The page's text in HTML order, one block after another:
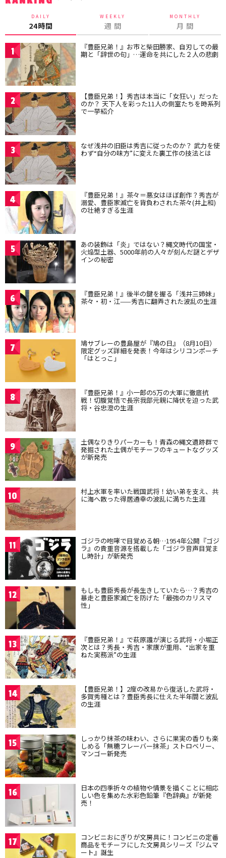
DAILY
24時間
WEEKLY
週 間
MONTHLY
月 間
1 『豊臣兄弟！』お市と柴田勝家、自刃しての最
期と「辞世の句」…運命を共にした２人の悲劇
2 【豊臣兄弟！】秀吉は本当に「女狂い」だった
のか？ 天下人を彩った11人の側室たちを時系列
で一挙紹介
3 なぜ浅井の旧臣は秀吉に従ったのか？ 武力を使
わず“自分の味方”に変えた裏工作の技法とは
4 『豊臣兄弟！』茶々＝悪女はほぼ創作？秀吉が
溺愛、豊臣家滅亡を背負わされた茶々(井上和)
の壮絶すぎる生涯
5 あの装飾は「炎」ではない？縄文時代の国宝・
火焔型土器、5000年前の人々が刻んだ謎とデザ
インの秘密
6 『豊臣兄弟！』後半の鍵を握る「浅井三姉妹」
茶々・初・江——秀吉に翻弄された波乱の生涯
7 鳩サブレーの豊島屋が『鳩の日』（8月10日）
限定グッズ詳細を発表！今年はシリコンポーチ
「はとっこ」
8 『豊臣兄弟！』小一郎の5万の大軍に徹底抗
戦！切腹覚悟で長宗我部元親に降伏を迫った武
将・谷忠澄の生涯
9 土偶なりきりパーカーも！青森の縄文遺跡群で
発掘された土偶がモチーフのキュートなグッズ
が新発売
10 村上水軍を率いた戦国武将！幼い弟を支え、共
に海へ散った得居通幸の波乱に満ちた生涯
11 ゴジラの咆哮で目覚める朝…1954年公開『ゴジ
ラ』の貴重音源を搭載した「ゴジラ音声目覚ま
し時計」が新発売
12 もしも豊臣秀長が長生きしていたら…？秀吉の
暴走と豊臣家滅亡を防げた「最強のカリスマ
性」
13 『豊臣兄弟！』で萩原護が演じる武将・小堀正
次とは？秀長・秀吉・家康が重用、“出家を重
ねた実務派”の生涯
14 【豊臣兄弟！】2度の改易から復活した武将・
多賀秀種とは？豊臣秀長に仕えた半年間と波乱
の生涯
15 しっかり抹茶の味わい、さらに果実の香りも楽
しめる「無糖フレーバー抹茶」ストロベリー、
マンゴー新発売
16 日本の四季折々の植物や情景を描くことに相応
しい色を集めた水彩色鉛筆『色辞典』が新発
売！
17 コンビニおにぎりが文房具に！コンビニの定番
商品をモチーフにした文房具シリーズ『ジムマ
ート』誕生